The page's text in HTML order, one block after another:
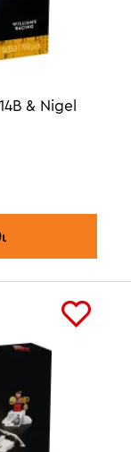
& Nigel